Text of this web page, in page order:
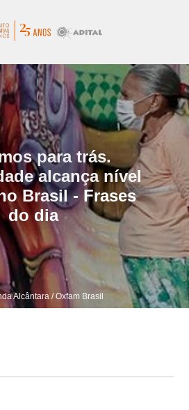
para trás.
alcança nível
Brasil - Frases
do dia
Alcântara / Oxfam Brasil